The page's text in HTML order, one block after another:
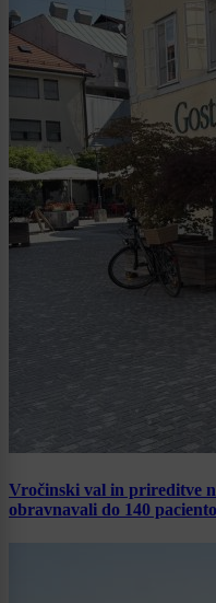
Vročinski val in prireditve
obravnavali do 140